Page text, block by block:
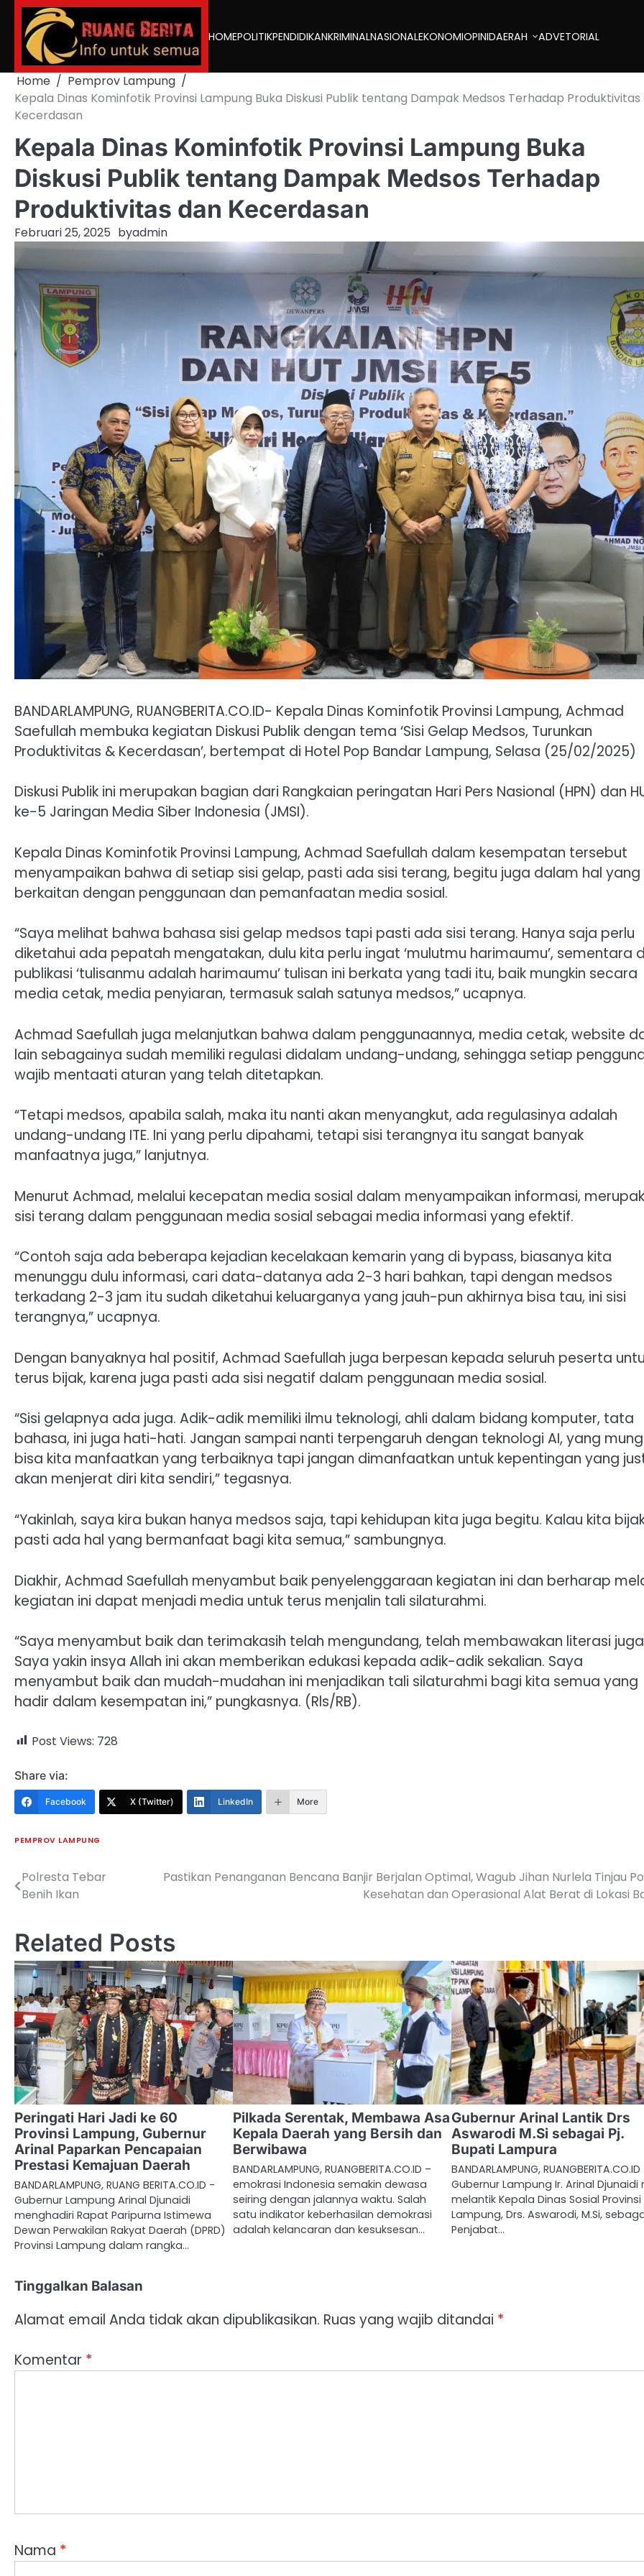
Skip
content
HOMEPOLITIKPENDIDIKANKRIMINALNASIONALEKONOMIOPINIDAERAH ADVETORIAL
Home
Pemprov Lampung
Kepala Dinas Kominfotik Provinsi Lampung Buka Diskusi Publik tentang Dampak Medsos Terhadap Produktivitas
Kecerdasan
Kepala Dinas Kominfotik Provinsi Lampung Buka
Diskusi Publik tentang Dampak Medsos Terhadap
Produktivitas dan Kecerdasan
Februari 25, 2025 byadmin
BANDARLAMPUNG, RUANGBERITA.CO.ID- Kepala Dinas Kominfotik Provinsi Lampung, Achmad
Saefullah membuka kegiatan Diskusi Publik dengan tema ‘Sisi Gelap Medsos, Turunkan
Produktivitas & Kecerdasan’, bertempat di Hotel Pop Bandar Lampung, Selasa (25/02/2025)
Diskusi Publik ini merupakan bagian dari Rangkaian peringatan Hari Pers Nasional (HPN) dan
ke-5 Jaringan Media Siber Indonesia (JMSI).
Kepala Dinas Kominfotik Provinsi Lampung, Achmad Saefullah dalam kesempatan tersebut
menyampaikan bahwa di setiap sisi gelap, pasti ada sisi terang, begitu juga dalam hal yang
berkaitan dengan penggunaan dan pemanfaatan media sosial.
“Saya melihat bahwa bahasa sisi gelap medsos tapi pasti ada sisi terang. Hanya saja perlu
diketahui ada pepatah mengatakan, dulu kita perlu ingat ‘mulutmu harimaumu’, sementara
publikasi ‘tulisanmu adalah harimaumu’ tulisan ini berkata yang tadi itu, baik mungkin secara
media cetak, media penyiaran, termasuk salah satunya medsos,” ucapnya.
Achmad Saefullah juga melanjutkan bahwa dalam penggunaannya, media cetak, website
lain sebagainya sudah memiliki regulasi didalam undang-undang, sehingga setiap
wajib mentaati aturan yang telah ditetapkan.
“Tetapi medsos, apabila salah, maka itu nanti akan menyangkut, ada regulasinya adalah
undang-undang ITE. Ini yang perlu dipahami, tetapi sisi terangnya itu sangat banyak
manfaatnya juga,” lanjutnya.
Menurut Achmad, melalui kecepatan media sosial dalam menyampaikan informasi,
sisi terang dalam penggunaan media sosial sebagai media informasi yang efektif.
“Contoh saja ada beberapa kejadian kecelakaan kemarin yang di bypass, biasanya kita
menunggu dulu informasi, cari data-datanya ada 2-3 hari bahkan, tapi dengan medsos
terkadang 2-3 jam itu sudah diketahui keluarganya yang jauh-pun akhirnya bisa tau, ini sisi
terangnya,” ucapnya.
Dengan banyaknya hal positif, Achmad Saefullah juga berpesan kepada seluruh peserta
terus bijak, karena juga pasti ada sisi negatif dalam penggunaan media sosial.
“Sisi gelapnya ada juga. Adik-adik memiliki ilmu teknologi, ahli dalam bidang komputer, tata
bahasa, ini juga hati-hati. Jangan sampai nanti terpengaruh dengan teknologi AI, yang
bisa kita manfaatkan yang terbaiknya tapi jangan dimanfaatkan untuk kepentingan yang
akan menjerat diri kita sendiri,” tegasnya.
“Yakinlah, saya kira bukan hanya medsos saja, tapi kehidupan kita juga begitu. Kalau kita
pasti ada hal yang bermanfaat bagi kita semua,” sambungnya.
Diakhir, Achmad Saefullah menyambut baik penyelenggaraan kegiatan ini dan berharap
kegiatan ini dapat menjadi media untuk terus menjalin tali silaturahmi.
“Saya menyambut baik dan terimakasih telah mengundang, telah membawakan literasi
Saya yakin insya Allah ini akan memberikan edukasi kepada adik-adik sekalian. Saya
menyambut baik dan mudah-mudahan ini menjadikan tali silaturahmi bagi kita semua yang
hadir dalam kesempatan ini,” pungkasnya. (Rls/RB).
Post Views: 728
Share via:
Facebook X (Twitter) LinkedIn More
PEMPROV LAMPUNG
Navigasi
Polresta Tebar
Benih Ikan
Pastikan Penanganan Bencana Banjir Berjalan Optimal, Wagub Jihan Nurlela Tinjau
Kesehatan dan Operasional Alat Berat di Lokasi
Related Posts
Peringati Hari Jadi ke 60
Provinsi Lampung, Gubernur
Arinal Paparkan Pencapaian
Prestasi Kemajuan Daerah
BANDARLAMPUNG, RUANG BERITA.CO.ID -
Gubernur Lampung Arinal Djunaidi
menghadiri Rapat Paripurna Istimewa
Dewan Perwakilan Rakyat Daerah (DPRD)
Provinsi Lampung dalam rangka…
Pilkada Serentak, Membawa Asa
Kepala Daerah yang Bersih dan
Berwibawa
BANDARLAMPUNG, RUANGBERITA.CO.ID –
emokrasi Indonesia semakin dewasa
seiring dengan jalannya waktu. Salah
satu indikator keberhasilan demokrasi
adalah kelancaran dan kesuksesan…
Gubernur Arinal Lantik Drs
Aswarodi M.Si sebagai Pj.
Bupati Lampura
BANDARLAMPUNG,
Gubernur Lampung Ir. Arinal Djunaidi
melantik Kepala Dinas Sosial Provinsi
Lampung, Drs. Aswarodi, M.Si,
Penjabat…
Tinggalkan Balasan
Alamat email Anda tidak akan dipublikasikan. Ruas yang wajib ditandai *
Komentar *
Nama *